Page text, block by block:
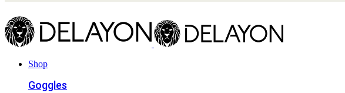
Shop
Goggles